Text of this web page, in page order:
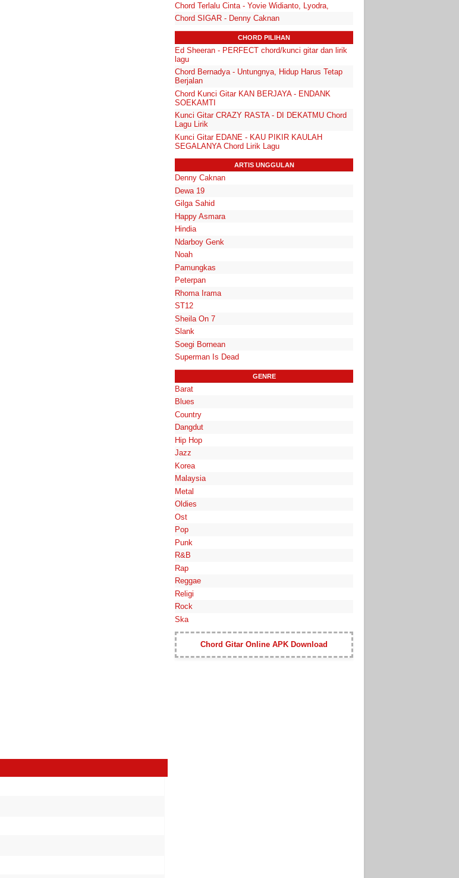
Chord Terlalu Cinta - Yovie Widianto, Lyodra,
Chord SIGAR - Denny Caknan
CHORD PILIHAN
Ed Sheeran - PERFECT chord/kunci gitar dan lirik
lagu
Chord Bernadya - Untungnya, Hidup Harus Tetap
Berjalan
Chord Kunci Gitar KAN BERJAYA - ENDANK
SOEKAMTI
Kunci Gitar CRAZY RASTA - DI DEKATMU Chord
Lagu Lirik
Kunci Gitar EDANE - KAU PIKIR KAULAH
SEGALANYA Chord Lirik Lagu
ARTIS UNGGULAN
Denny Caknan
Dewa 19
Gilga Sahid
Happy Asmara
Hindia
Ndarboy Genk
Noah
Pamungkas
Peterpan
Rhoma Irama
ST12
Sheila On 7
Slank
Soegi Bornean
Superman Is Dead
GENRE
Barat
Blues
Country
Dangdut
Hip Hop
Jazz
Korea
Malaysia
Metal
Oldies
Ost
Pop
Punk
R&B
Rap
Reggae
Religi
Rock
Ska
Chord Gitar Online APK Download